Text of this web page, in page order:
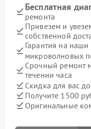
Бесплатная
ремонта
Привезем и
собственной
Гарантия на
микроволновых
Срочный ремонт
течении часа
Скидка для вас до
Получите 1500
Оригинальные